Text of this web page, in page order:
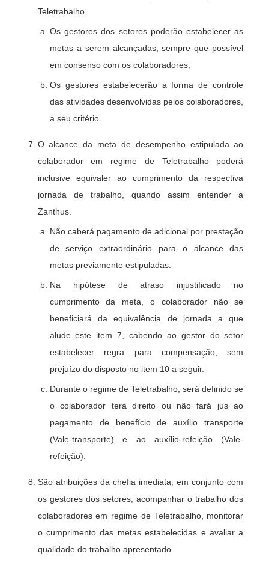
Teletrabalho.
Os gestores dos setores poderão estabelecer as
metas a serem alcançadas, sempre que possível
em consenso com os colaboradores;
Os gestores estabelecerão a forma de controle
das atividades desenvolvidas pelos colaboradores,
a seu critério.
O alcance da meta de desempenho estipulada ao
colaborador em regime de Teletrabalho poderá
inclusive equivaler ao cumprimento da respectiva
jornada de trabalho, quando assim entender a
Zanthus.
Não caberá pagamento de adicional por prestação
de serviço extraordinário para o alcance das
metas previamente estipuladas.
Na hipótese de atraso injustificado no
cumprimento da meta, o colaborador não se
beneficiará da equivalência de jornada a que
alude este item 7, cabendo ao gestor do setor
estabelecer regra para compensação, sem
prejuízo do disposto no item 10 a seguir.
Durante o regime de Teletrabalho, será definido se
o colaborador terá direito ou não fará jus ao
pagamento de benefício de auxílio transporte
(Vale-transporte) e ao auxílio-refeição (Vale-
refeição).
São atribuições da chefia imediata, em conjunto com
os gestores dos setores, acompanhar o trabalho dos
colaboradores em regime de Teletrabalho, monitorar
o cumprimento das metas estabelecidas e avaliar a
qualidade do trabalho apresentado.